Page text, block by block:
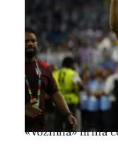
«Vozinha» firma